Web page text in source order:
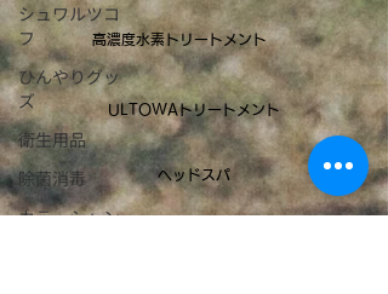
シュワルツコ
フ
ひんやりグッ
ズ
衛生用品
除菌消毒
カラーシャン
高濃度水素トリートメント
ULTOWAトリートメント
ヘッドスパ